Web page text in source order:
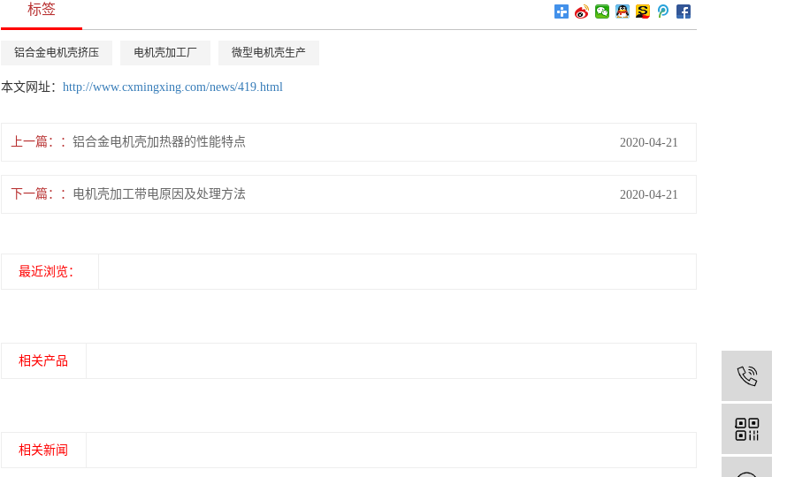
标签
铝合金电机壳挤压 电机壳加工厂 微型电机壳生产
本文网址： http://www.cxmingxing.com/news/419.html
上一篇： 铝合金电机壳加热器的性能特点 2020-04-21
下一篇： 电机壳加工带电原因及处理方法 2020-04-21
最近浏览：
相关产品
相关新闻